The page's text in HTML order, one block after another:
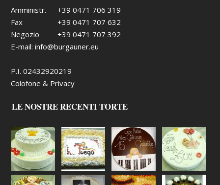
Amministr.
+39 0471 706 319
Fax
+39 0471 707 632
Negozio
+39 0471 707 392
E-mail:info@burgauner.eu
P.I. 02432920219
Colofone & Privacy
LE NOSTRE RECENTI TORTE